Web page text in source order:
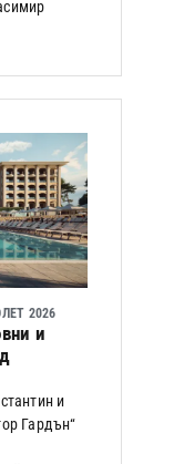
2026
и
и
Гардън“